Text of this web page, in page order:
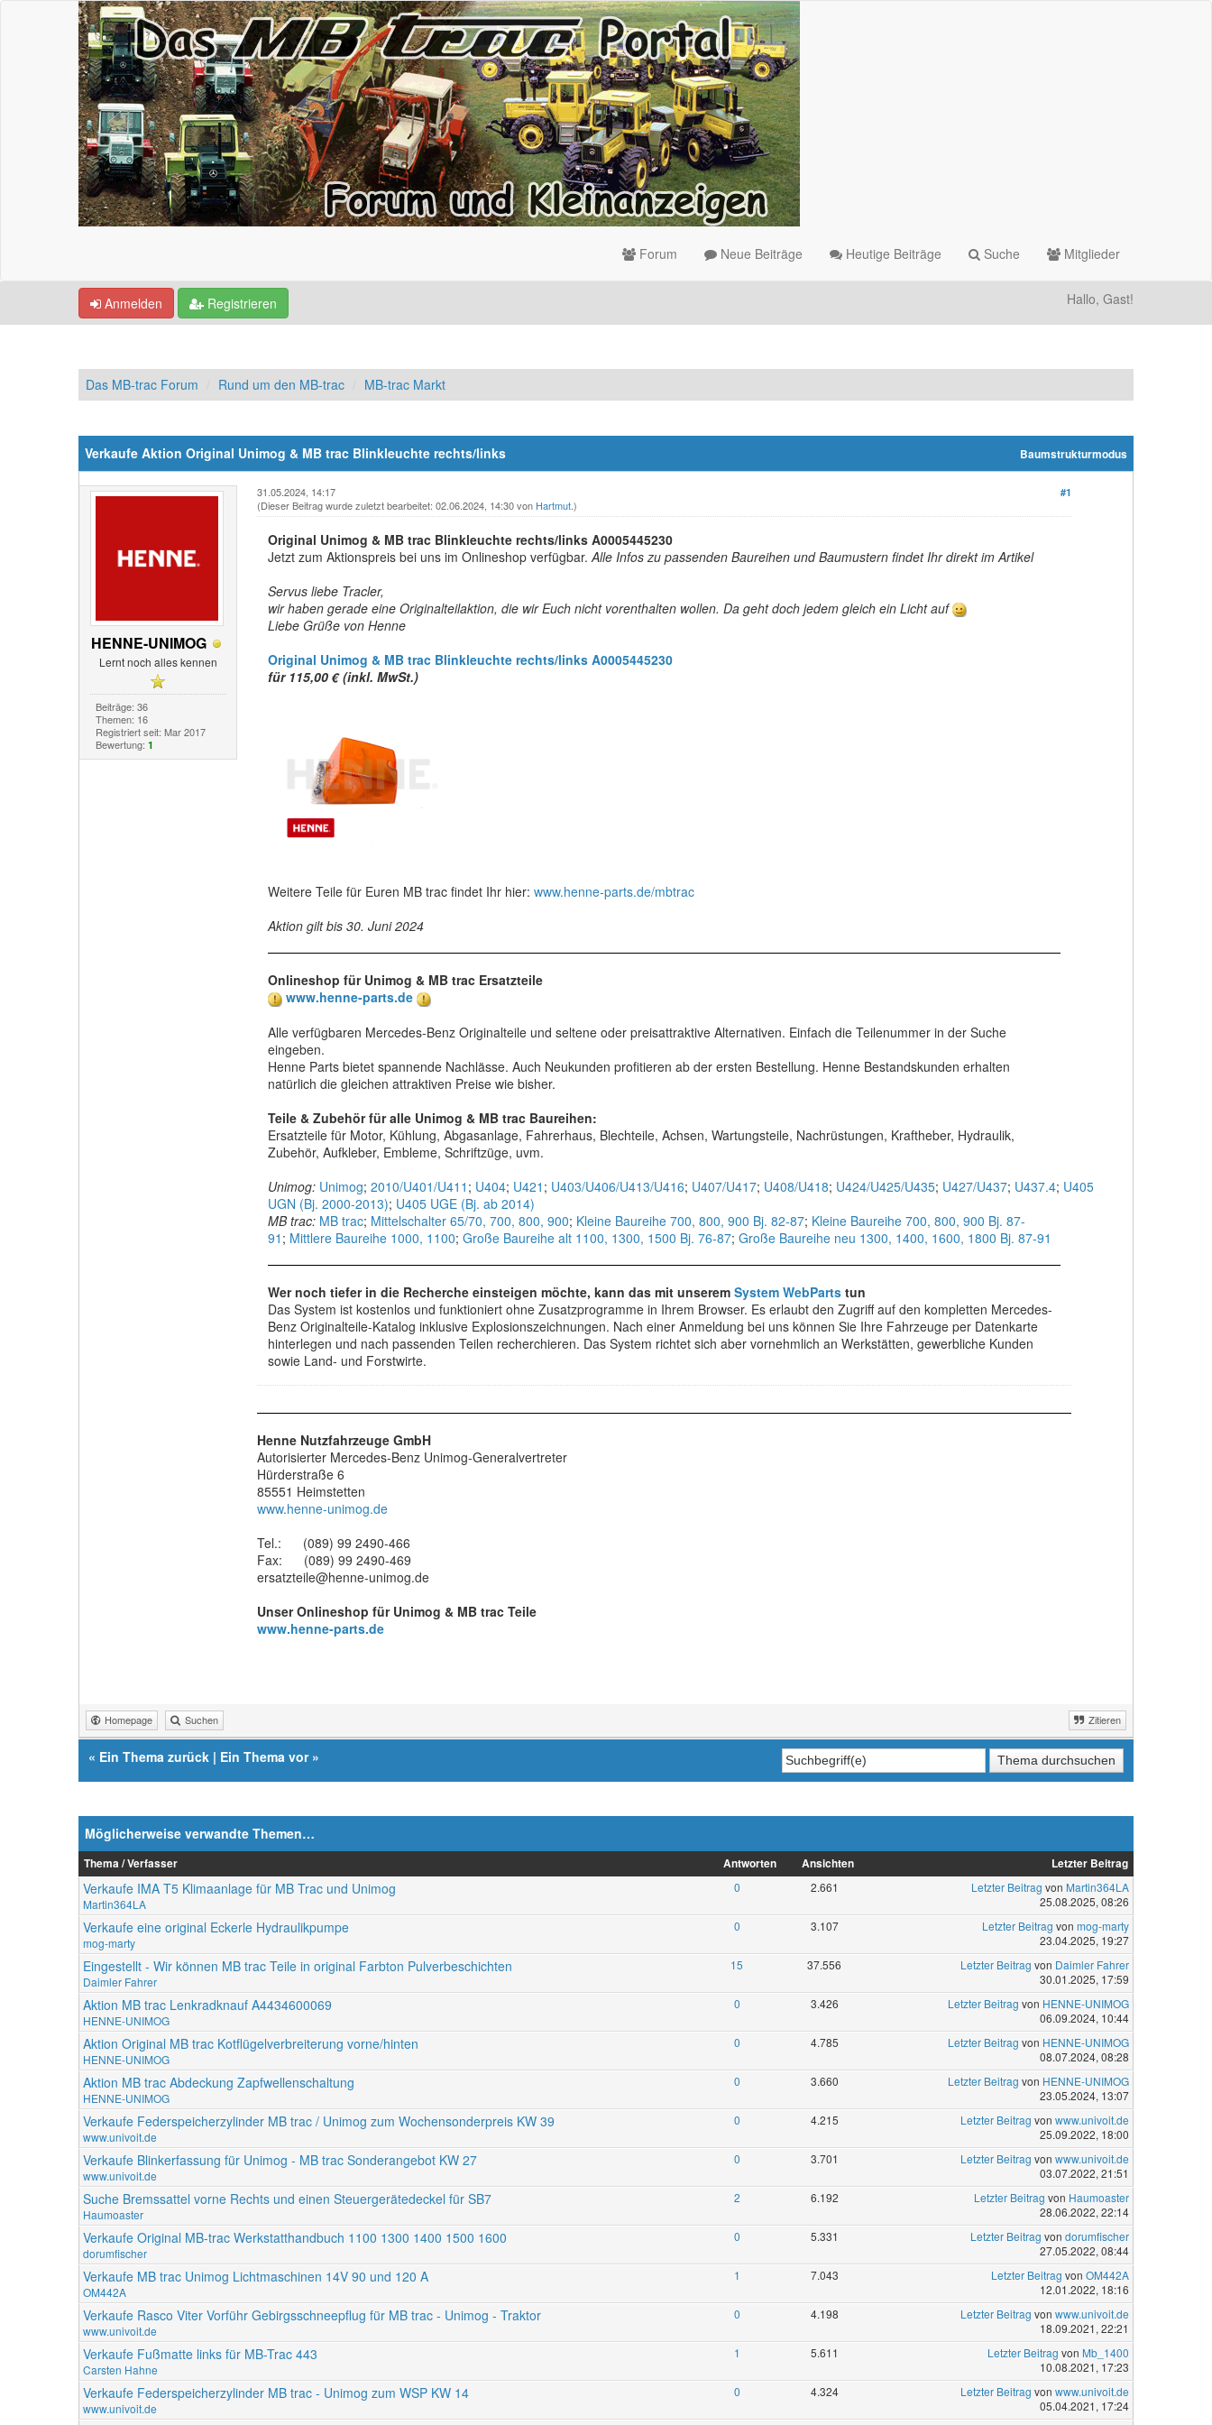
Forum Neue Beiträge Heutige Beiträge Suche Mitglieder
Anmelden Registrieren Hallo, Gast!
Das MB-trac Forum Rund um den MB-trac MB-trac Markt
Baumstrukturmodus
Verkaufe Aktion Original Unimog & MB trac Blinkleuchte rechts/links
HENNE-UNIMOG
Lernt noch alles kennen
Beiträge: 36
Themen: 16
Registriert seit: Mar 2017
Bewertung: 1
#1
31.05.2024, 14:17
(Dieser Beitrag wurde zuletzt bearbeitet: 02.06.2024, 14:30 von Hartmut.)
Original Unimog & MB trac Blinkleuchte rechts/links A0005445230
Jetzt zum Aktionspreis bei uns im Onlineshop verfügbar.Alle Infos zu passenden Baureihen und Baumustern findet Ihr direkt im Artikel
Servus liebe Tracler,
wir haben gerade eine Originalteilaktion, die wir Euch nicht vorenthalten wollen. Da geht doch jedem gleich ein Licht auf
Liebe Grüße von Henne
Original Unimog & MB trac Blinkleuchte rechts/links A0005445230
für 115,00 €(inkl. MwSt.)
Weitere Teile für Euren MB trac findet Ihr hier: www.henne-parts.de/mbtrac
Aktion gilt bis 30. Juni 2024
Onlineshop für Unimog & MB trac Ersatzteile
www.henne-parts.de
Alle verfügbaren Mercedes-Benz Originalteile und seltene oder preisattraktive Alternativen. Einfach die Teilenummer in der Suche
eingeben.
Henne Parts bietet spannende Nachlässe. Auch Neukunden profitieren ab der ersten Bestellung. Henne Bestandskunden erhalten
natürlich die gleichen attraktiven Preise wie bisher.
Teile & Zubehör für alle Unimog & MB trac Baureihen:
Ersatzteile für Motor, Kühlung, Abgasanlage, Fahrerhaus, Blechteile, Achsen, Wartungsteile, Nachrüstungen, Kraftheber, Hydraulik,
Zubehör, Aufkleber, Embleme, Schriftzüge, uvm.
Unimog: Unimog; 2010/U401/U411 ; U404; U421 ; U403/U406/U413/U416; U407/U417; U408/U418; U424/U425/U435; U427/U437; U437.4; U405
UGN (Bj. 2000-2013); U405 UGE (Bj. ab 2014)
MB trac: MB trac; Mittelschalter 65/70, 700, 800, 900; Kleine Baureihe 700, 800, 900 Bj. 82-87; Kleine Baureihe 700, 800, 900 Bj. 87-
91 ; Mittlere Baureihe 1000, 1100; Große Baureihe alt 1100, 1300, 1500 Bj. 76-87; Große Baureihe neu 1300, 1400, 1600, 1800 Bj. 87-91
Wer noch tiefer in die Recherche einsteigen möchte, kann das mit unserem System WebPartstun
Das System ist kostenlos und funktioniert ohne Zusatzprogramme in Ihrem Browser. Es erlaubt den Zugriff auf den kompletten Mercedes-
Benz Originalteile-Katalog inklusive Explosionszeichnungen. Nach einer Anmeldung bei uns können Sie Ihre Fahrzeuge per Datenkarte
hinterlegen und nach passenden Teilen recherchieren. Das System richtet sich aber vornehmlich an Werkstätten, gewerbliche Kunden
sowie Land- und Forstwirte.
Henne Nutzfahrzeuge GmbH
Autorisierter Mercedes-Benz Unimog-Generalvertreter
Hürderstraße 6
85551 Heimstetten
www.henne-unimog.de
Tel.: (089) 99 2490-466
Fax: (089) 99 2490-469
ersatzteile@henne-unimog.de
Unser Onlineshop für Unimog & MB trac Teile
www.henne-parts.de
Homepage Suchen Zitieren
« Ein Thema zurück | Ein Thema vor»
Möglicherweise verwandte Themen…
Thema / Verfasser Antworten Ansichten Letzter Beitrag
Verkaufe IMA T5 Klimaanlage für MB Trac und Unimog
Martin364LA
0 2.661 Letzter Beitrag von Martin364LA
25.08.2025, 08:26
Verkaufe eine original Eckerle Hydraulikpumpe
mog-marty
0 3.107 Letzter Beitrag von mog-marty
23.04.2025, 19:27
Eingestellt - Wir können MB trac Teile in original Farbton Pulverbeschichten
Daimler Fahrer
15 37.556 Letzter Beitrag von Daimler Fahrer
30.01.2025, 17:59
Aktion MB trac Lenkradknauf A4434600069
HENNE-UNIMOG
0 3.426 Letzter Beitrag von HENNE-UNIMOG
06.09.2024, 10:44
Aktion Original MB trac Kotflügelverbreiterung vorne/hinten
HENNE-UNIMOG
0 4.785 Letzter Beitrag von HENNE-UNIMOG
08.07.2024, 08:28
Aktion MB trac Abdeckung Zapfwellenschaltung
HENNE-UNIMOG
0 3.660 Letzter Beitrag von HENNE-UNIMOG
23.05.2024, 13:07
Verkaufe Federspeicherzylinder MB trac / Unimog zum Wochensonderpreis KW 39
www.univoit.de
0 4.215 Letzter Beitrag von www.univoit.de
25.09.2022, 18:00
Verkaufe Blinkerfassung für Unimog - MB trac Sonderangebot KW 27
www.univoit.de
0 3.701 Letzter Beitrag von www.univoit.de
03.07.2022, 21:51
Suche Bremssattel vorne Rechts und einen Steuergerätedeckel für SB7
Haumoaster
2 6.192 Letzter Beitrag von Haumoaster
28.06.2022, 22:14
Verkaufe Original MB-trac Werkstatthandbuch 1100 1300 1400 1500 1600
dorumfischer
0 5.331 Letzter Beitrag von dorumfischer
27.05.2022, 08:44
Verkaufe MB trac Unimog Lichtmaschinen 14V 90 und 120 A
OM442A
1 7.043 Letzter Beitrag von OM442A
12.01.2022, 18:16
Verkaufe Rasco Viter Vorführ Gebirgsschneepflug für MB trac - Unimog - Traktor
www.univoit.de
0 4.198 Letzter Beitrag von www.univoit.de
18.09.2021, 22:21
Verkaufe Fußmatte links für MB-Trac 443
Carsten Hahne
1 5.611 Letzter Beitrag von Mb_1400
10.08.2021, 17:23
Verkaufe Federspeicherzylinder MB trac - Unimog zum WSP KW 14
www.univoit.de
0 4.324 Letzter Beitrag von www.univoit.de
05.04.2021, 17:24